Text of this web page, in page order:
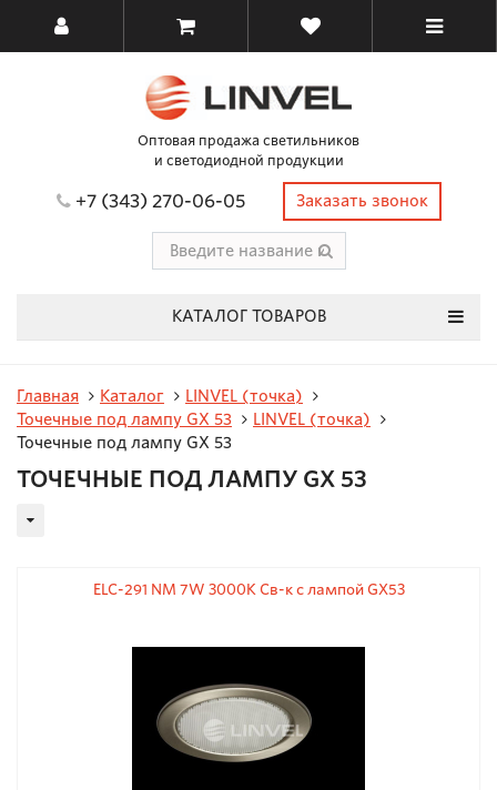
Оптовая продажа светильников
и светодиодной продукции
+7 (343) 270-06-05 Заказать звонок
КАТАЛОГ ТОВАРОВ
Главная Каталог
LINVEL (точка)
Точечные под лампу GX 53
LINVEL (точка)
Точечные под лампу GX 53
ТОЧЕЧНЫЕ ПОД ЛАМПУ GX 53
ELC-291 NM 7W 3000K Св-к с лампой GX53